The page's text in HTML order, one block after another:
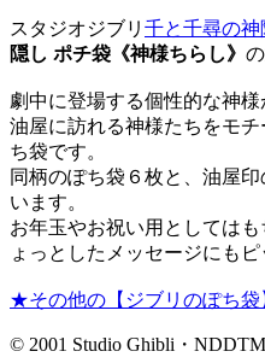
スタジオジブリ 千と千尋の
隠し ポチ袋《神様ちらし》
劇中に登場する個性的な神様
油屋に訪れる神様たちをモ
ち袋です。
同柄のぽち袋６枚と、油屋
います。
お年玉やお祝い用としては
ょっとしたメッセージにもピ
★その他の【ジブリのぽち袋
© 2001 Studio Ghibli・NDDTM